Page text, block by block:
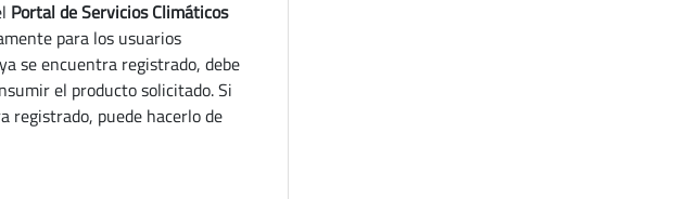
Portal de Servicios Climáticos
para los usuarios
se encuentra registrado, debe
el producto solicitado. Si
registrado, puede hacerlo de